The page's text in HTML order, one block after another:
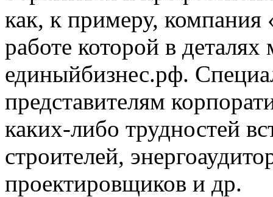
как, к примеру,
работе которой в
единыйбизнес.рф.
представителям
каких-либо трудностей
строителей,
проектировщиков и др.